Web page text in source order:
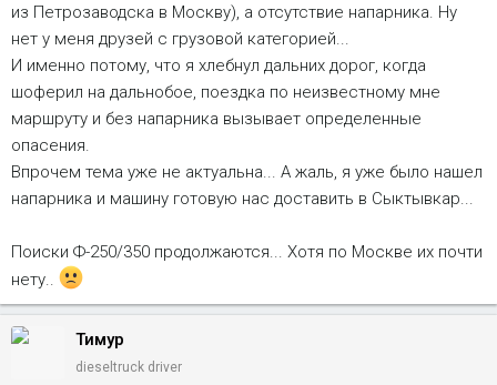
из Петрозаводска в Москву), а отсутствие напарника. Ну
нет у меня друзей с грузовой категорией...
И именно потому, что я хлебнул дальних дорог, когда
шоферил на дальнобое, поездка по неизвестному мне
маршруту и без напарника вызывает определенные
опасения.
Впрочем тема уже не актуальна... А жаль, я уже было нашел
напарника и машину готовую нас доставить в Сыктывкар...
Поиски Ф-250/350 продолжаются... Хотя по Москве их почти
нету..
Тимур
dieseltruck driver